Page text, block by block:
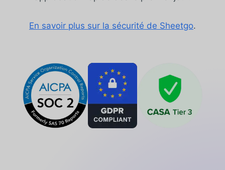
En savoir plus sur la sécurité de Sheetgo.